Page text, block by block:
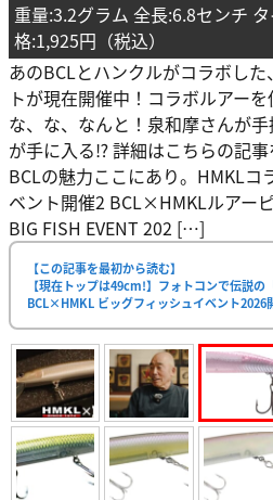
重量:3.2グラム 全長:6.8センチ
格:1,925円（税込）
あのBCLとハンクルがコラボし
トが現在開催中！コラボルアーを
な、な、なんと！泉和摩さんが
が手に入る⁉ 詳細はこちらの記
BCLの魅力ここにあり。HMKLコ
ベント開催2 BCL×HMKLルアー
BIG FISH EVENT 202 […]
【この記事を最初から読む】
【現在トップは49cm!】フォトコンで伝説
BCL×HMKL ビッグフィッシュイベント2026